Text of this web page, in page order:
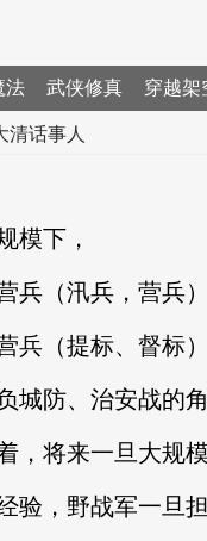
法 武侠修真 穿越架
清话事人
下，
（汛兵，营兵）
（提标、督标）
防、治安战的角
将来一旦大规模
，野战军一旦担